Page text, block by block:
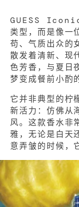
GUESS Iconic
类型，而是像一
苟、气质出众的
散发着清新、现
色芳香，与夏日
梦变成餐前小酌
它并非典型的柠
新活力：仿佛从
风。这款香水非
雅，无论是白天
意弄皱的时候，